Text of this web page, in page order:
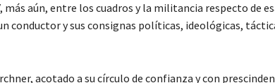
más aún, entre los cuadros y la militancia respecto de
conductor y sus consignas políticas, ideológicas,
acotado a su círculo de confianza y con